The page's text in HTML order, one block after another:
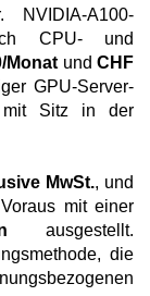
NVIDIA-A100-
CPU- und
Monat und CHF
GPU-Server-
mit Sitz in der
MwSt., und
mit einer
ausgestellt.
die